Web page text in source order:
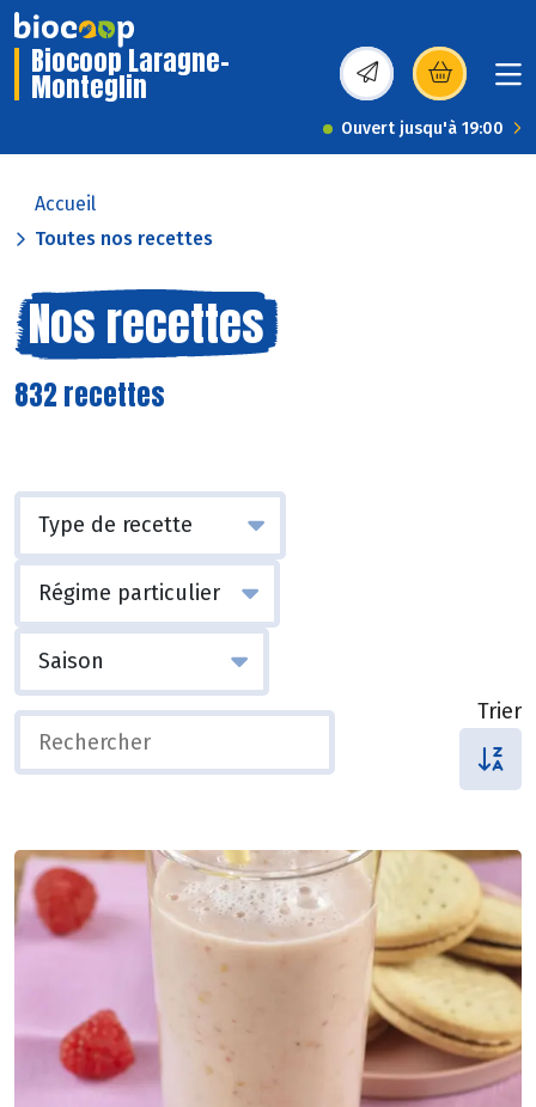
Biocoop Laragne-
Monteglin (s’ouvre dans une
Ouvert jusqu'à 19:00
Accueil
Toutes nos recettes
Nos recettes
832 recettes
Trier